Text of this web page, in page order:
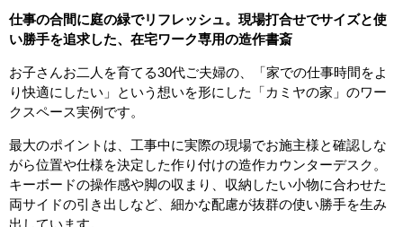
仕事の合間に庭の緑でリフレッシュ。現場打合せでサイズと使
い勝手を追求した、在宅ワーク専用の造作書斎
お子さんお二人を育てる30代ご夫婦の、「家での仕事時間をよ
り快適にしたい」という想いを形にした「カミヤの家」のワー
クスペース実例です。
最大のポイントは、工事中に実際の現場でお施主様と確認しな
がら位置や仕様を決定した作り付けの造作カウンターデスク。
キーボードの操作感や脚の収まり、収納したい小物に合わせた
両サイドの引き出しなど、細かな配慮が抜群の使い勝手を生み